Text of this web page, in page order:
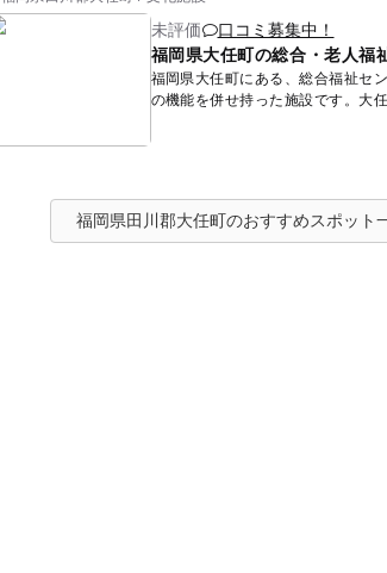
未評価
口コミ募集中！
福岡県大任町の総合・老人福
福岡県大任町にある、総合福祉セ
の機能を併せ持った施設です。大
などでよく...
福岡県田川郡大任町のおすすめスポット